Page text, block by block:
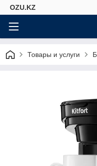
OZU.KZ
Товары и услуги